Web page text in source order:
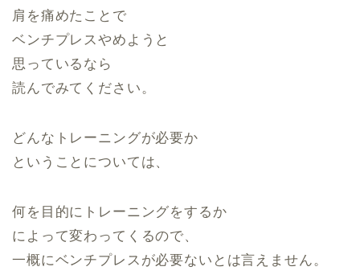
肩を痛めたことで
ベンチプレスやめようと
思っているなら
読んでみてください。
どんなトレーニングが必要か
ということについては、
何を目的にトレーニングをするか
によって変わってくるので、
一概にベンチプレスが必要ないとは言えません。